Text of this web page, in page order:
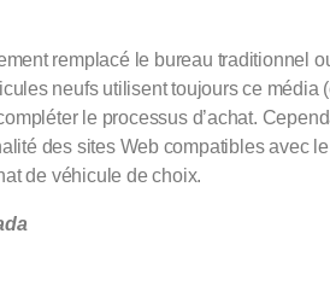
remplacé le bureau traditionnel
neufs utilisent toujours ce média
le processus d’achat.
des sites Web compatibles avec
de véhicule de choix.